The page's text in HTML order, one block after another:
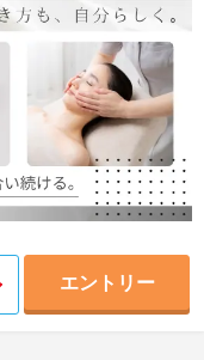
不明点があればこちら
エントリー